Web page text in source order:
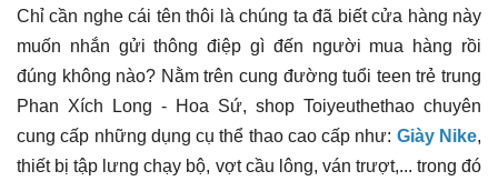
Chỉ cần nghe cái tên thôi là chúng ta đã biết cửa hàng này
muốn nhắn gửi thông điệp gì đến người mua hàng rồi
đúng không nào? Nằm trên cung đường tuổi teen trẻ trung
Phan Xích Long - Hoa Sứ, shop Toiyeuthethao chuyên
cung cấp những dụng cụ thể thao cao cấp như: Giày Nike,
thiết bị tập lưng chạy bộ, vợt cầu lông, ván trượt,... trong đó